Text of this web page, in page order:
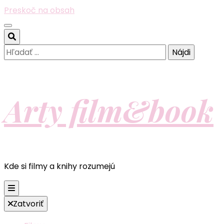
Preskoč na obsah
Hľadať:
Arty film&book
Kde si filmy a knihy rozumejú
Zatvoriť